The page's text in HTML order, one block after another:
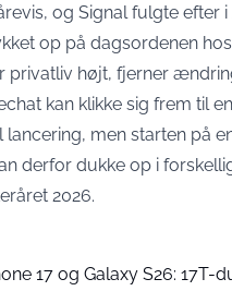
og Signal fulgte efter i
op på dagsordenen
privatliv højt, fjerner
kan klikke sig frem til
men starten på
derfor dukke op i
2026.
17 og Galaxy S26: 17T-